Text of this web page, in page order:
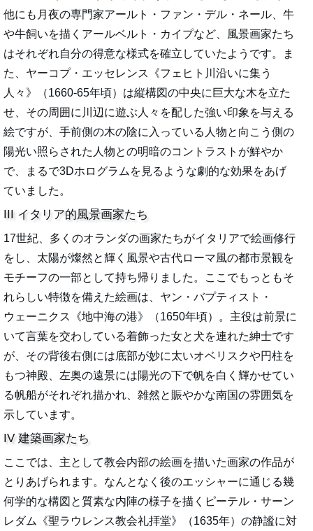
他にも月夜の専門家アールト・ファン・デル・ネール、牛
や牛飼いを描くアールベルト・カイプなど、風景画家たち
はそれぞれ自分の得意な様式を確立していたようです。ま
た、ヤーコプ・エッセレンス《フェヒト川沿いに集う
人々》（1660-65年頃）は縦構図の中央に巨大な木を立た
せ、その周囲に川辺に遊ぶ人々を配した強い印象を与える
絵ですが、手前側の木の陰に入っている人物と向こう側の
陽光い照らされた人物との明暗のコントラストが鮮やか
で、まるで3Dホログラムを見るような劇的な効果をあげ
ていました。
III イタリア的風景画家たち
17世紀、多くのオランダの画家たちがイタリアで絵画修行
をし、太陽が燦然と輝く風景や古代ローマ風の都市景観を
モチーフの一部として持ち帰りました。ここでもっともそ
れらしい特徴を備えた絵画は、ヤン・バプティスト・
ウェーニクス《地中海の港》（1650年頃）。主役は前景に
いて言葉を交わしている着飾った女と犬を連れた紳士です
が、その背後右側には底部が妙に太いオベリスクや円柱を
もつ神殿、左奥の遠景には陽光の下で帆を白く輝かせてい
る帆船がそれぞれ描かれ、雑然と賑やかな南国の雰囲気を
示しています。
IV 建築画家たち
ここでは、主として教会内部の絵画を描いた画家の作品が
とりあげられます。なんとなく後のエッシャーに通じる幾
何学的な構図と質素な内陣の様子を描くピーテル・サーン
レダム《聖ラウレンス教会礼拝堂》（1635年）の静謐に対